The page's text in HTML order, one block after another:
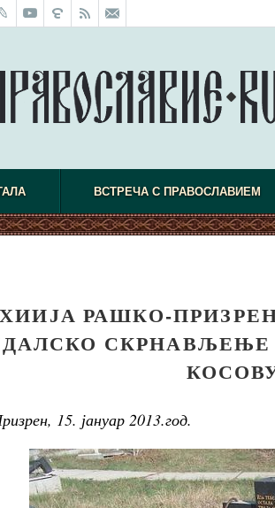
ВСТРЕЧА С ПРАВОСЛАВИЕМ
РАШКО-
15. јануар 2013.год.